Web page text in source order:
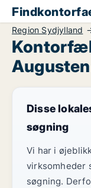
Region Sydjylland
Disse
søgning
Vi har i
virksomheder
søgning.